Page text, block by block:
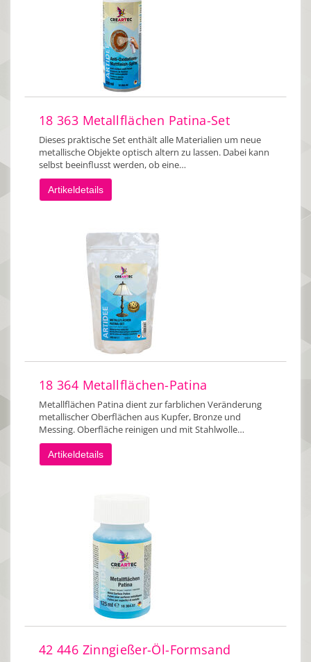
18 363 Metallflächen Patina-Set
Dieses praktische Set enthält alle Materialien um neue
metallische Objekte optisch altern zu lassen. Dabei kann
selbst beeinflusst werden, ob eine…
Artikeldetails
18 364 Metallflächen-Patina
Metallflächen Patina dient zur farblichen Veränderung
metallischer Oberflächen aus Kupfer, Bronze und
Messing. Oberfläche reinigen und mit Stahlwolle…
Artikeldetails
42 446 Zinngießer-Öl-Formsand